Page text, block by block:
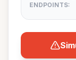
ENDPOINTS: